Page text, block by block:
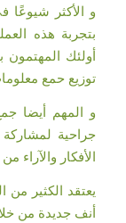
و الأكثر شيوعًا
بتجربة هذه
أولئك
توزيع حمع
و المهم أيضا
جراحية
الأفكار والآراء
يعتقد الكثير
أنف جديدة من